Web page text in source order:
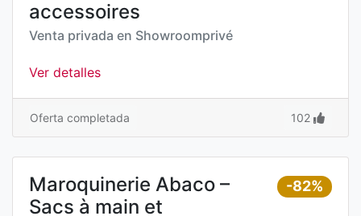
accessoires
Venta privada en Showroomprivé
Ver detalles
Oferta completada 102
-82%
Maroquinerie Abaco –
Sacs à main et